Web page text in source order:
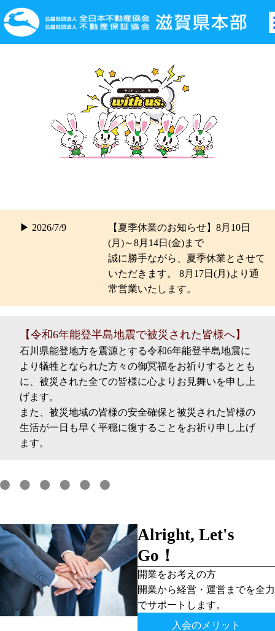
▶ 2026/7/9
【夏季休業のお知らせ】8月10日
(月)～8月14日(金)まで
誠に勝手ながら、夏季休業とさせて
いただきます。 8月17日(月)より通
常営業いたします。
【令和6年能登半島地震で被災された皆様へ】
石川県能登地方を震源とする令和6年能登半島地震に
より犠牲となられた方々の御冥福をお祈りするととも
に、被災された全ての皆様に心よりお見舞いを申し上
げます。
また、被災地域の皆様の安全確保と被災された皆様の
生活が一日も早く平穏に復することをお祈り申し上げ
ます。
Alright, Let's
Go！
開業をお考えの方
開業から経営・運営までを全力
でサポートします。
入会のメリット